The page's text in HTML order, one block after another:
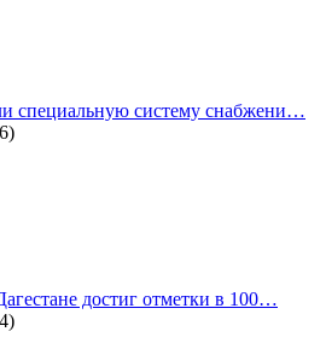
специальную систему снабжени…
достиг отметки в 100…